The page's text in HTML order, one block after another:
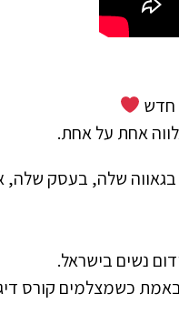
חדש
אחת על אחת.
שלה, בעסק שלה,
נשים בישראל.
כשמצלמים קורס